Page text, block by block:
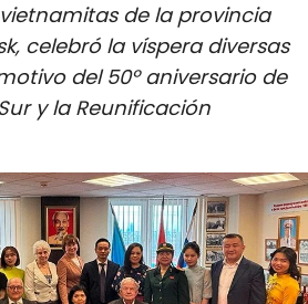
CULTURA - ENTRETENIMIENTO
DE AMISTAD
MULTIMEDIA
de la provincia
celebró la víspera diversas
del 50º aniversario de
y la Reunificación